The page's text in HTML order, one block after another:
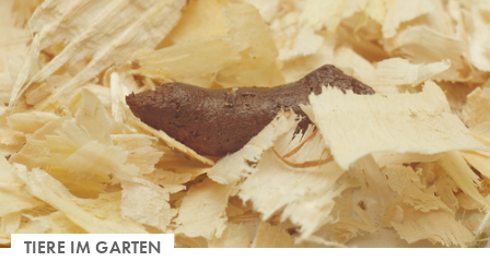
TIERE IM GARTEN